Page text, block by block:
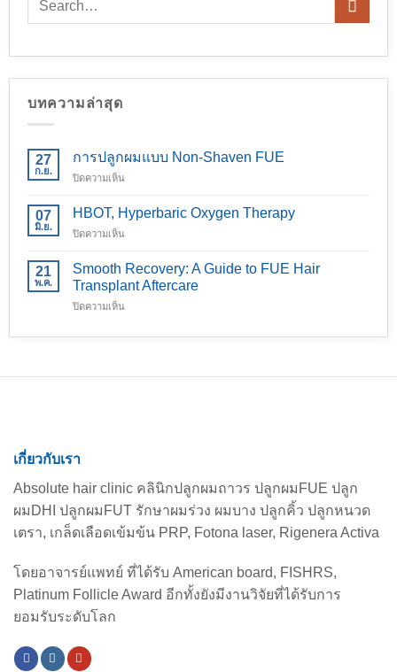
บทความล่าสุด
27
ก.ย.
การปลูกผมแบบ Non-Shaven FUE
ปิดความเห็นบน
ปลูก
ผม
แบบ
Shaven
FUE
07
มิ.ย.
HBOT, Hyperbaric Oxygen Therapy
ปิดความเห็นบน
Hyperbaric
Oxygen
Therapy
21
พ.ค.
Smooth Recovery: A Guide to FUE Hair
Transplant Aftercare
ปิดความเห็นบน
Recovery:
to
เกี่ยวกับเรา
Absolute hair clinic คลินิกปลูกผมถาวร ปลูกผมFUE ปลูก
ผมDHI ปลูกผมFUT รักษาผมร่วง ผมบาง ปลูกคิ้ว ปลูกหนวด
เตรา, เกล็ดเลือดเข้มข้น PRP, Fotona laser, Rigenera Activa
โดยอาจารย์แพทย์ ที่ได้รับ American board, FISHRS,
Platinum Follicle Award อีกทั้งยังมีงานวิจัยที่ได้รับการ
ยอมรับระดับโลก